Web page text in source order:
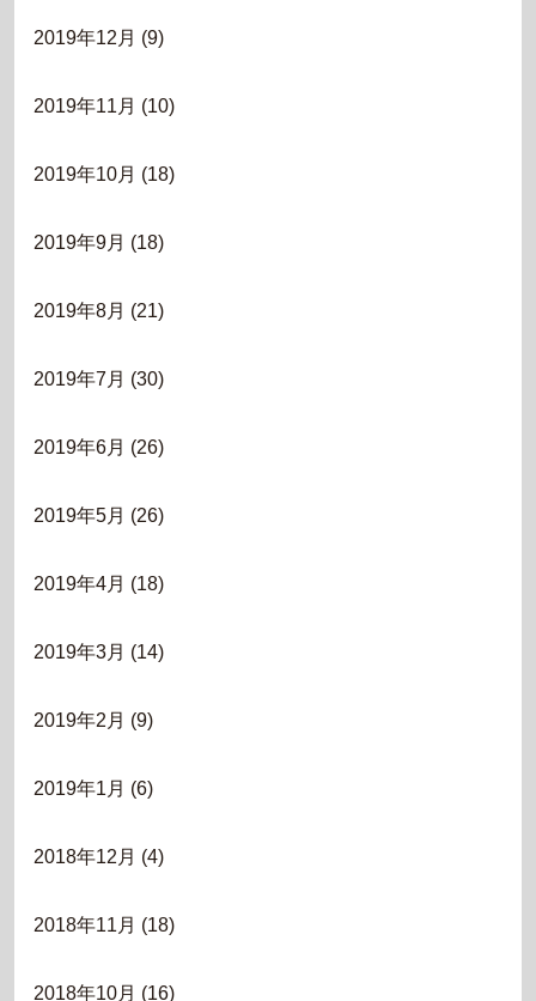
2019年12月 (9)
2019年11月 (10)
2019年10月 (18)
2019年9月 (18)
2019年8月 (21)
2019年7月 (30)
2019年6月 (26)
2019年5月 (26)
2019年4月 (18)
2019年3月 (14)
2019年2月 (9)
2019年1月 (6)
2018年12月 (4)
2018年11月 (18)
2018年10月 (16)